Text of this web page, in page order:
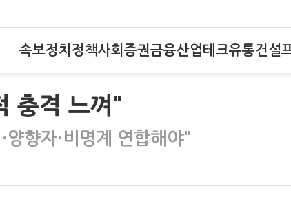
속보정치 정책사회 증권금융산업테크유통건설
충격 느껴"
향자·비명계 연합해야"